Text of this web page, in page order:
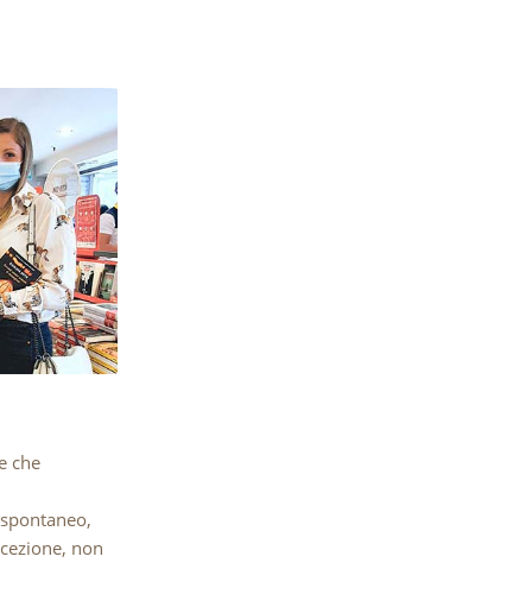
che
non